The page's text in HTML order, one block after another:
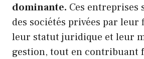
dominante. Ces entreprises
des sociétés privées par leur
leur statut juridique et leur
gestion, tout en contribuant